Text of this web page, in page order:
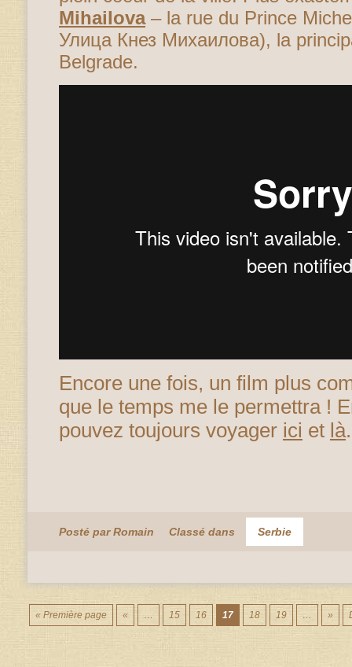
Mihailova– la rue du Prince
Улица Кнез Михаилова), la
Belgrade.
Encore une fois, un film plus
que le temps me le permettra !
pouvez toujours voyager ici et là.
Posté par Romain Classé dans Serbie
« Première page « … 15 16 17 18 19 … »